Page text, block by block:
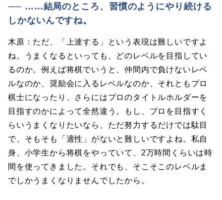
── ……結局のところ、習慣のようにやり続ける
しかないんですね。
木原：ただ、「上達する」という表現は難しいですよ
ね。うまくなるといっても、どのレベルを目指してい
るのか。例えば将棋でいうと、仲間内で負けないレベ
ルなのか、奨励会に入るレベルなのか、それともプロ
棋士になったり、さらにはプロのタイトルホルダーを
目指すのかによって全然違う。もし、プロを目指すく
らいうまくなりたいなら、ただ努力するだけでは駄目
で、そもそも「適性」がないと難しいですよね。私自
身、小学生から将棋をやっていて、2万時間くらいは時
間を使ってきました。それでも、そこそこのレベルま
でしかうまくなりませんでしたから。